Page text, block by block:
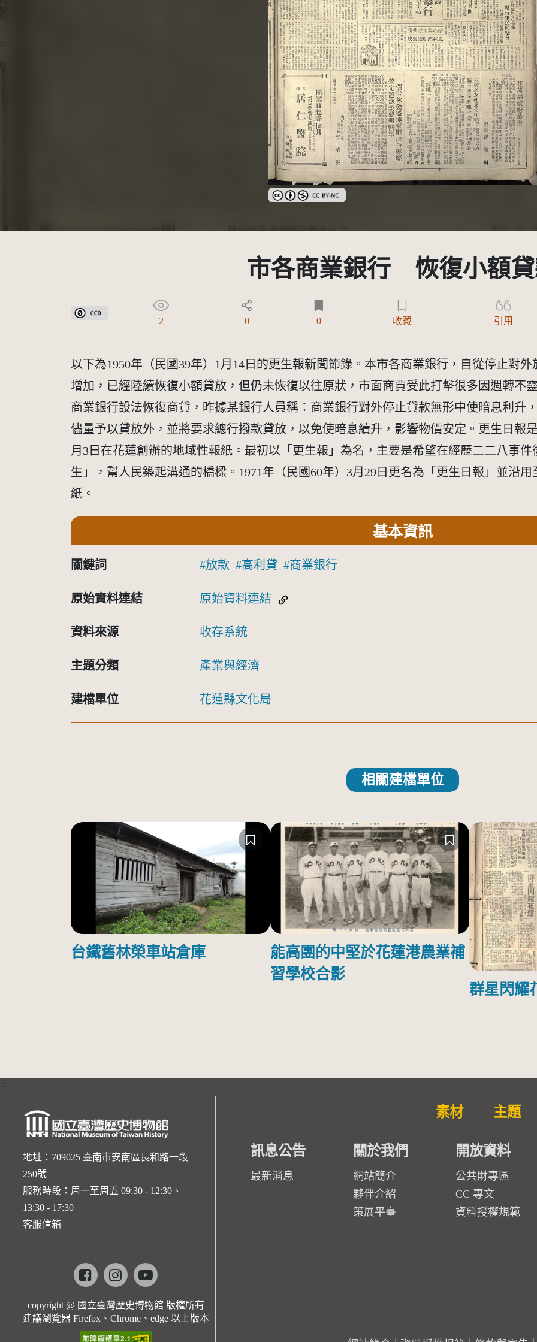
創用CC姓名標示-非商業性 3.0 台灣及其後版本(CC BY-NC 3.0 TW +)
市各商業銀行 恢復小額
公眾領域貢獻宣告(CC0)
2 0 0 收藏 引用
以下為1950年（民國39年）1月14日的更生報新聞節錄。本市各商業銀行，自從停止對
增加，已經陸續恢復小額貸放，但仍未恢復以往原狀，市面商賈受此打擊很多因週轉不
商業銀行設法恢復商貸，昨據某銀行人員稱：商業銀行對外停止貸款無形中使暗息利升
儘量予以貸放外，並將要求總行撥款貸放，以免使暗息續升，影響物價安定。更生日報
月3日在花蓮創辦的地域性報紙。最初以「更生報」為名，主要是希望在經歷二二八事
生」，幫人民築起溝通的橋樑。1971年（民國60年）3月29日更名為「更生日報」並沿
紙。
基本資訊
關鍵詞 放款 高利貸 商業銀行
原始資料連結 原始資料連結
資料來源 收存系統
主題分類 產業與經濟
建檔單位 花蓮縣文化局
相關建檔單位
台鐵舊林榮車站倉庫
能高團的中堅於花蓮港農業補
習學校合影
群星閃耀
地址：709025 臺南市安南區長和路一段
250號
服務時段：周一至周五 09:30 - 12:30、
13:30 - 17:30
客服信箱
Facebookinstagramyoutube
copyright @ 國立臺灣歷史博物館 版權所有
建議瀏覽器 Firefox、Chrome、edge 以上版本
素材 主題
訊息公告
最新消息
關於我們
網站簡介
夥伴介紹
策展平臺
開放資料
公共財專區
CC 專文
資料授權規範